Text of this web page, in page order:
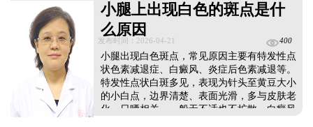
小腿上出现白色的斑点是什
么原因
发布时间：2026-04-21 400
小腿出现白色斑点，常见原因主要有特发性点
状色素减退症、白癜风、炎症后色素减退等。
特发性点状白斑多见，表现为针头至黄豆大小
的小白点，边界清楚、表面光滑，多与皮肤老
化、日晒相关，一般无不适也不扩散。白癜风